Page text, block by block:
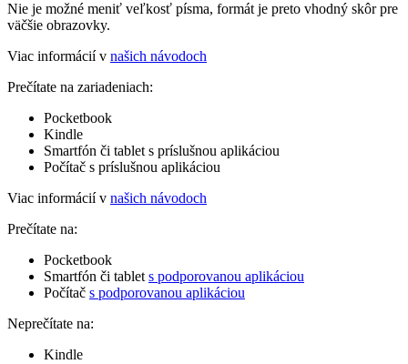
Nie je možné meniť veľkosť písma, formát je preto vhodný skôr pre
väčšie obrazovky.
Viac informácií v našich návodoch
Prečítate na zariadeniach:
Pocketbook
Kindle
Smartfón či tablet s príslušnou aplikáciou
Počítač s príslušnou aplikáciou
Viac informácií v našich návodoch
Prečítate na:
Pocketbook
Smartfón či tablet s podporovanou aplikáciou
Počítač s podporovanou aplikáciou
Neprečítate na:
Kindle